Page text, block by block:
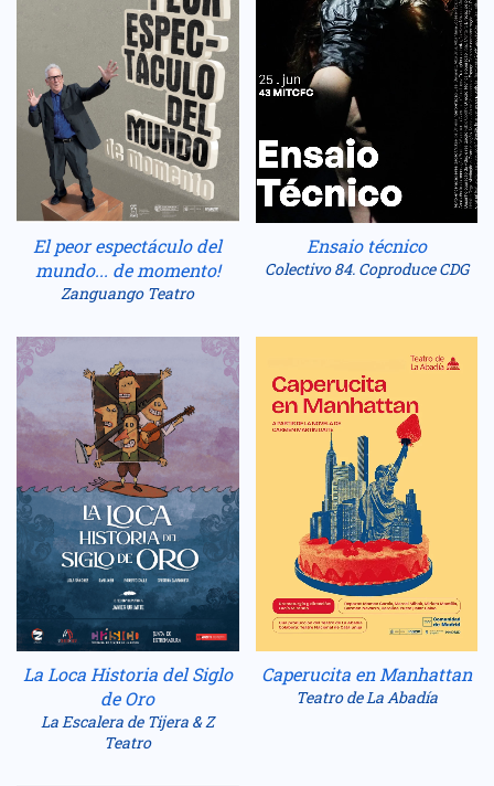
El peor espectáculo del
mundo... de momento!
Zanguango Teatro
Ensaio técnico
Colectivo 84. Coproduce CDG
La Loca Historia del Siglo
de Oro
La Escalera de Tijera & Z
Teatro
Caperucita en Manhattan
Teatro de La Abadía